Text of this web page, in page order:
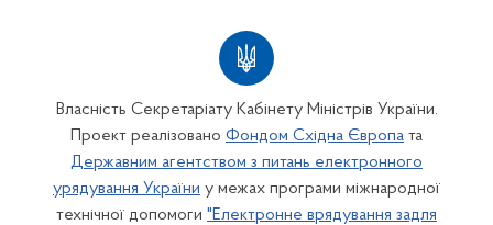
Власність Секретаріату Кабінету Міністрів України.
Проект реалізовано Фондом Східна Європа та
Державним агентством з питань електронного
урядування України у межах програми міжнародної
технічної допомоги "Електронне врядування задля